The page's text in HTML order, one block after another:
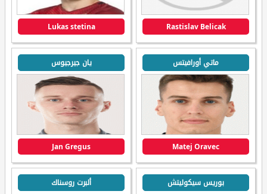
Rastislav Belicak
Lukas stetina
ماتي أورافيتس
Matej Oravec
يان جيرجيوس
Jan Gregus
بوريس سيكوليتش ألبرت روسناك